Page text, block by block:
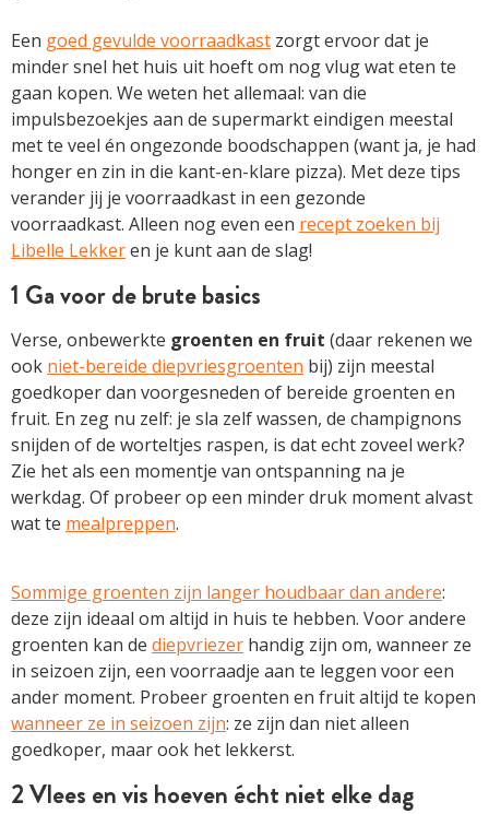
Een goed gevulde voorraadkast zorgt ervoor dat je
minder snel het huis uit hoeft om nog vlug wat eten te
gaan kopen. We weten het allemaal: van die
impulsbezoekjes aan de supermarkt eindigen meestal
met te veel én ongezonde boodschappen (want ja, je had
honger en zin in die kant-en-klare pizza). Met deze tips
verander jij je voorraadkast in een gezonde
voorraadkast. Alleen nog even een recept zoeken bij
Libelle Lekkeren je kunt aan de slag!
1 Ga voor de brute basics
Verse, onbewerkte groenten en fruit (daar rekenen we
ook niet-bereide diepvriesgroenten bij) zijn meestal
goedkoper dan voorgesneden of bereide groenten en
fruit. En zeg nu zelf: je sla zelf wassen, de champignons
snijden of de worteltjes raspen, is dat echt zoveel werk?
Zie het als een momentje van ontspanning na je
werkdag. Of probeer op een minder druk moment alvast
wat te mealpreppen.
Sommige groenten zijn langer houdbaar dan andere:
deze zijn ideaal om altijd in huis te hebben. Voor andere
groenten kan de diepvriezer handig zijn om, wanneer ze
in seizoen zijn, een voorraadje aan te leggen voor een
ander moment. Probeer groenten en fruit altijd te kopen
wanneer ze in seizoen zijn: ze zijn dan niet alleen
goedkoper, maar ook het lekkerst.
2 Vlees en vis hoeven écht niet elke dag